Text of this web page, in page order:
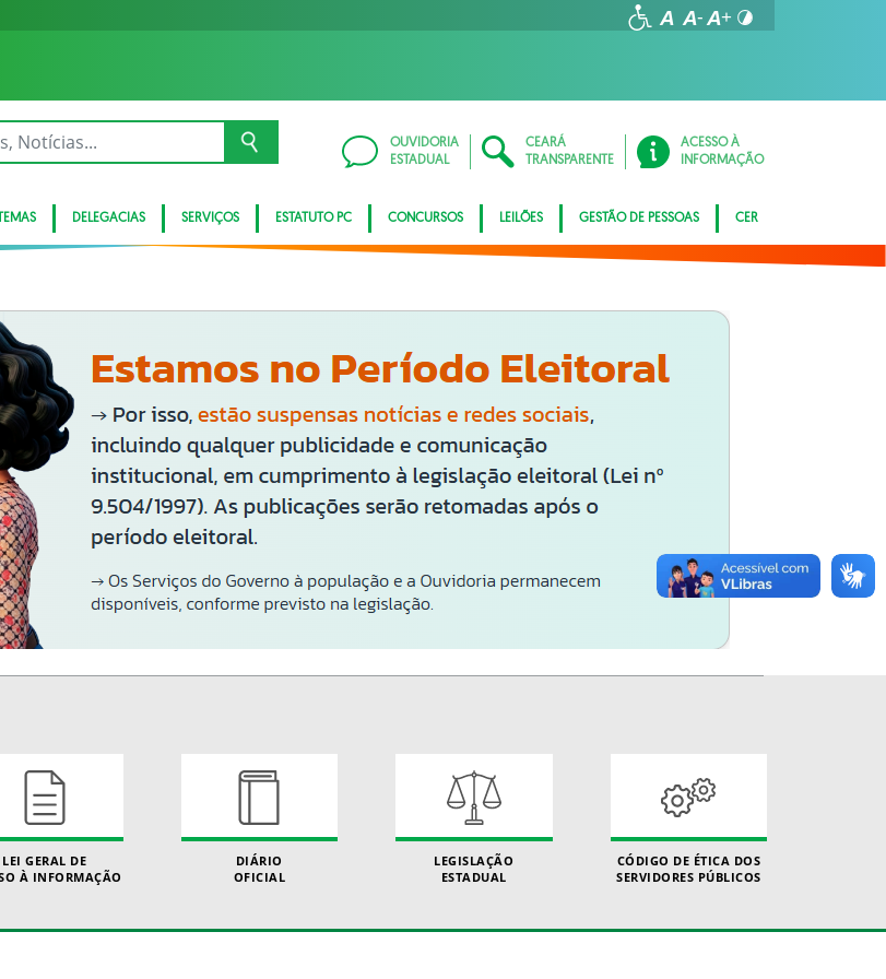
OUVIDORIA
ESTADUAL
CEARÁ
TRANSPARENTE
ACESSO À
INFORMAÇÃO
DELEGACIAS SERVIÇOS ESTATUTO PC CONCURSOS LEILÕES GESTÃO DE PESSOAS CER
LEI GERAL DE
À INFORMAÇÃO
DIÁRIO
OFICIAL
LEGISLAÇÃO
ESTADUAL
CÓDIGO DE ÉTICA DOS
SERVIDORES PÚBLICOS